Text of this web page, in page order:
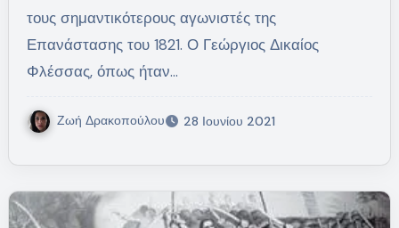
τους σημαντικότερους αγωνιστές της
Επανάστασης του 1821. Ο Γεώργιος Δικαίος
Φλέσσας, όπως ήταν…
Ζωή Δρακοπούλου 28 Ιουνίου 2021